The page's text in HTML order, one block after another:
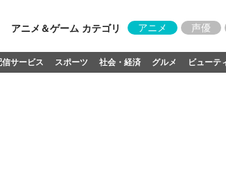
アニメ＆ゲーム カテゴリ アニメ 声優
サービス スポーツ 社会・経済 グルメ ビューテ